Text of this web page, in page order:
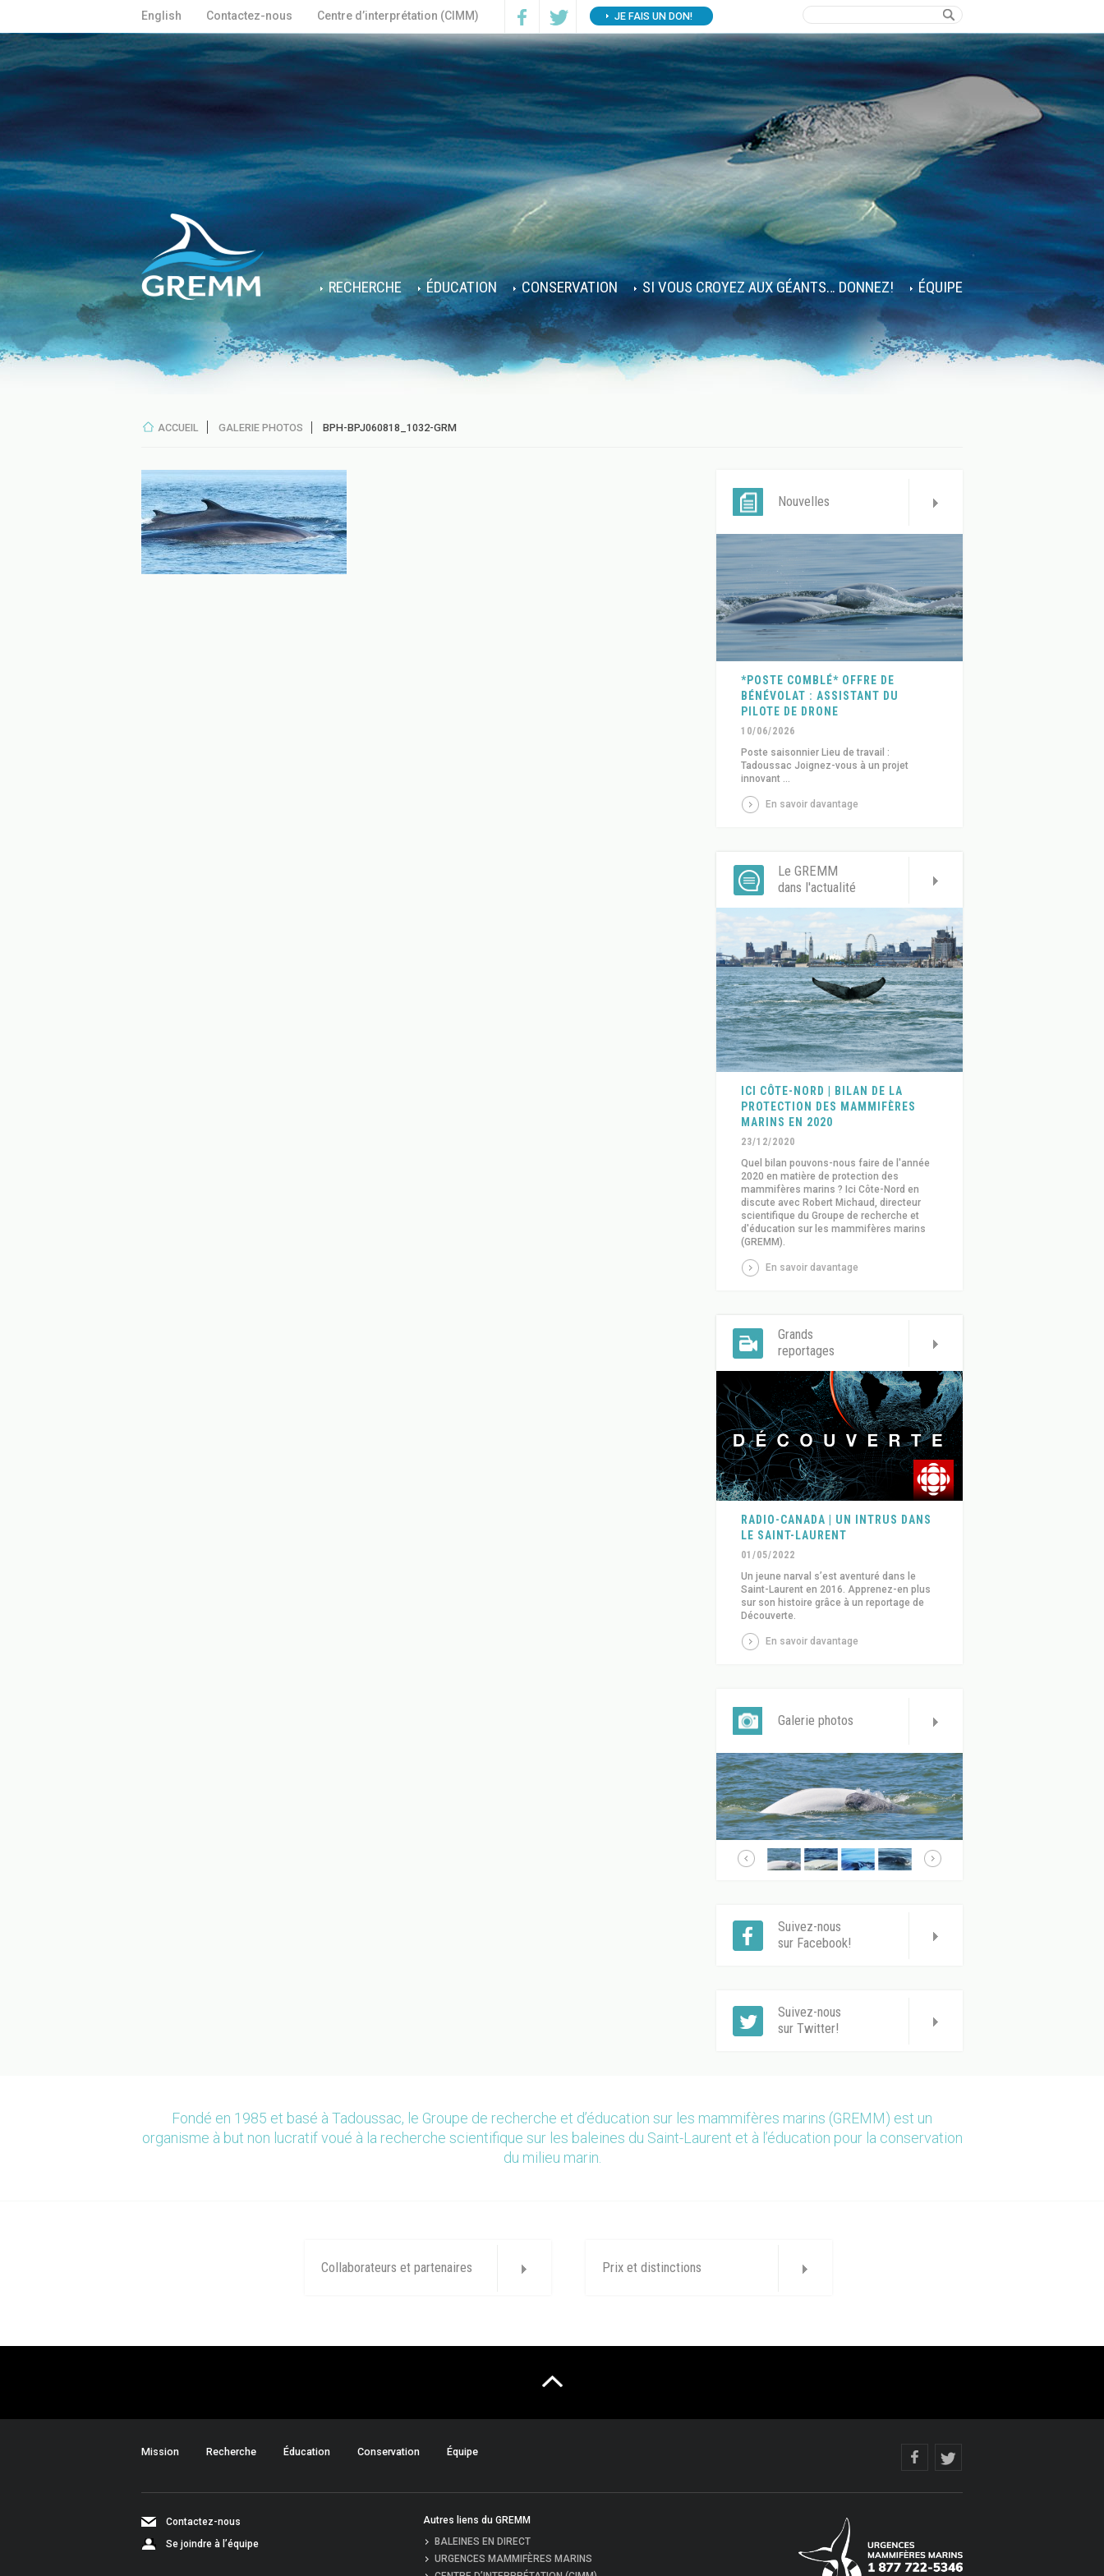
English Contactez-nous Centre d’interprétation (CIMM) JE FAIS UN DON!
RECHERCHE ÉDUCATION CONSERVATION SI VOUS CROYEZ AUX GÉANTS… DONNEZ! ÉQUIPE
ACCUEIL GALERIE PHOTOS BPH-BPJ060818_1032-GRM
Nouvelles
*POSTE COMBLÉ* OFFRE DE
BÉNÉVOLAT : ASSISTANT DU
PILOTE DE DRONE
10/06/2026
Poste saisonnier Lieu de travail :
Tadoussac Joignez-vous à un projet
innovant ...
En savoir davantage
Le GREMM
dans l'actualité
ICI CÔTE-NORD | BILAN DE LA
PROTECTION DES MAMMIFÈRES
MARINS EN 2020
23/12/2020
Quel bilan pouvons-nous faire de l'année
2020 en matière de protection des
mammifères marins ? Ici Côte-Nord en
discute avec Robert Michaud, directeur
scientifique du Groupe de recherche et
d'éducation sur les mammifères marins
(GREMM).
En savoir davantage
Grands
reportages
RADIO-CANADA | UN INTRUS DANS
LE SAINT-LAURENT
01/05/2022
Un jeune narval s’est aventuré dans le
Saint-Laurent en 2016. Apprenez-en plus
sur son histoire grâce à un reportage de
Découverte.
En savoir davantage
Galerie photos
Suivez-nous
sur Facebook!
Suivez-nous
sur Twitter!
Fondé en 1985 et basé à Tadoussac, le Groupe de recherche et d’éducation sur les mammifères marins (GREMM) est un
organisme à but non lucratif voué à la recherche scientifique sur les baleines du Saint-Laurent et à l’éducation pour la conservation
du milieu marin.
Collaborateurs et partenaires Prix et distinctions
Mission Recherche Éducation Conservation Équipe
Contactez-nous
Se joindre à l’équipe
Autres liens du GREMM
BALEINES EN DIRECT
URGENCES MAMMIFÈRES MARINS